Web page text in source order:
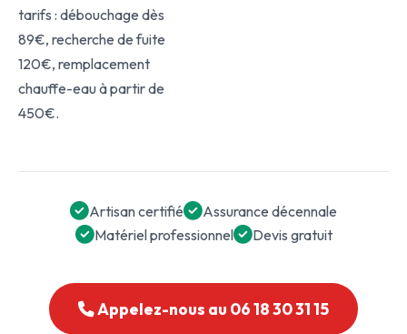
tarifs : débouchage dès
89€, recherche de fuite
120€, remplacement
chauffe-eau à partir de
450€.
Artisan certifié
Assurance décennale
Matériel professionnel
Devis gratuit
Appelez-nous au 06 18 30 31 15